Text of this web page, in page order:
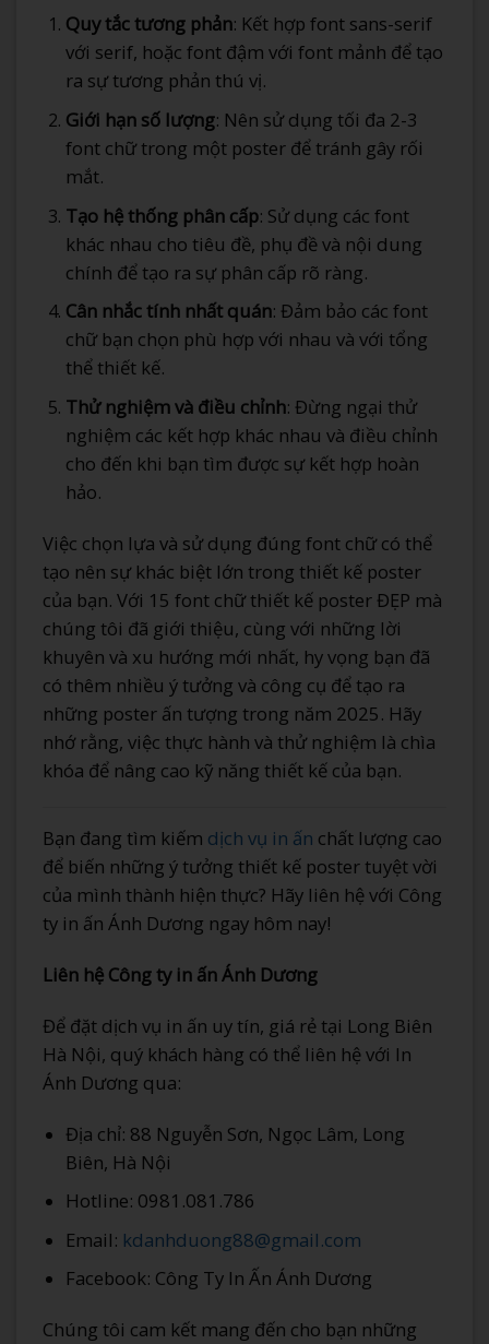
Quy tắc tương phản: Kết hợp font sans-serif
với serif, hoặc font đậm với font mảnh để tạo
ra sự tương phản thú vị.
Giới hạn số lượng: Nên sử dụng tối đa 2-3
font chữ trong một poster để tránh gây rối
mắt.
Tạo hệ thống phân cấp: Sử dụng các font
khác nhau cho tiêu đề, phụ đề và nội dung
chính để tạo ra sự phân cấp rõ ràng.
Cân nhắc tính nhất quán: Đảm bảo các font
chữ bạn chọn phù hợp với nhau và với tổng
thể thiết kế.
Thử nghiệm và điều chỉnh: Đừng ngại thử
nghiệm các kết hợp khác nhau và điều chỉnh
cho đến khi bạn tìm được sự kết hợp hoàn
hảo.
Việc chọn lựa và sử dụng đúng font chữ có thể
tạo nên sự khác biệt lớn trong thiết kế poster
của bạn. Với 15 font chữ thiết kế poster ĐẸP mà
chúng tôi đã giới thiệu, cùng với những lời
khuyên và xu hướng mới nhất, hy vọng bạn đã
có thêm nhiều ý tưởng và công cụ để tạo ra
những poster ấn tượng trong năm 2025. Hãy
nhớ rằng, việc thực hành và thử nghiệm là chìa
khóa để nâng cao kỹ năng thiết kế của bạn.
Bạn đang tìm kiếm dịch vụ in ấn chất lượng cao
để biến những ý tưởng thiết kế poster tuyệt vời
của mình thành hiện thực? Hãy liên hệ với Công
ty in ấn Ánh Dương ngay hôm nay!
Liên hệ Công ty in ấn Ánh Dương
Để đặt dịch vụ in ấn uy tín, giá rẻ tại Long Biên
Hà Nội, quý khách hàng có thể liên hệ với In
Ánh Dương qua:
Địa chỉ: 88 Nguyễn Sơn, Ngọc Lâm, Long
Biên, Hà Nội
Hotline: 0981.081.786
Email: kdanhduong88@gmail.com
Facebook: Công Ty In Ấn Ánh Dương
Chúng tôi cam kết mang đến cho bạn những